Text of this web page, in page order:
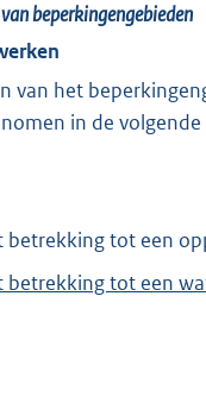
beperkingengebieden
van het
in de
betrekking tot een
betrekking tot een